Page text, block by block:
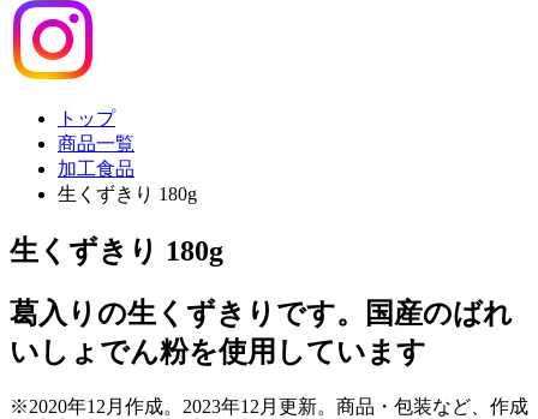
トップ
商品一覧
加工食品
生くずきり 180g
生くずきり 180g
葛入りの生くずきりです。国産のばれ
いしょでん粉を使用しています
※2020年12月作成。2023年12月更新。商品・包装など、作成